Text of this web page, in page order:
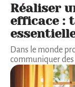
Réaliser
efficace :
Dans le monde
communiquer